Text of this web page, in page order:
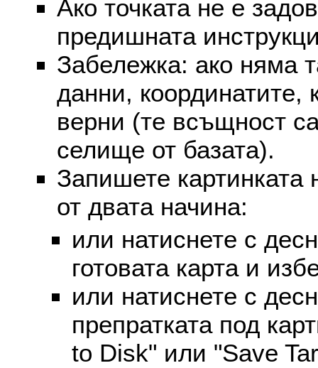
Ако точката не е
предишната
Забележка: ако няма
данни, координатите,
верни (те всъщност
селище от базата).
Запишете
от двата начина:
или натиснете с
готовата карта и
или натиснете с
препратката под
to Disk" или "Save